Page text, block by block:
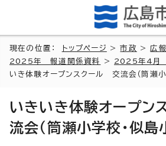
現在の位置： トップページ >市政 >広報
2025年 報道関係資料
> 2025年4月
いき体験オープンスクール 交流会（筒瀬小
いきいき体験オープン
流会（筒瀬小学校・似島